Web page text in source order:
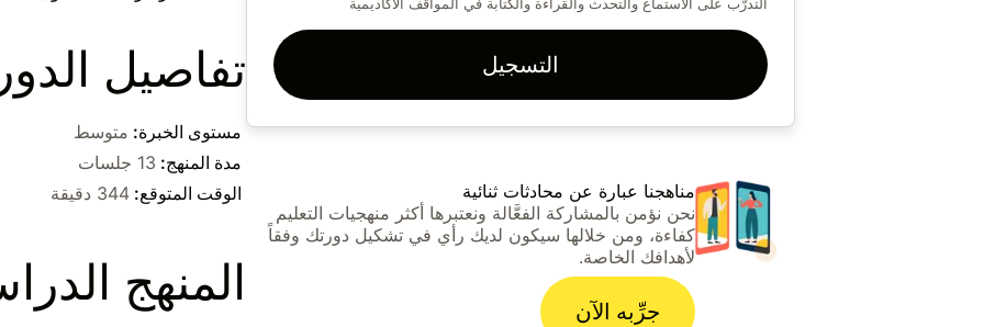
التدرّب على الاستماع والتحدث والقراءة والكتابة في المواقف الأكاديمية
التسجيل
مناهجنا عبارة عن محادثات ثنائية
نحن نؤمن بالمشاركة الفعَّالة ونعتبرها أكثر منهجيات التعليم
كفاءة، ومن خلالها سيكون لديك رأي في تشكيل دورتك وفقاً
لأهدافك الخاصة.
جرِّبه الآن
تفاصيل
مستوى الخبرة: متوسط
مدة المنهج: 13 جلسات
الوقت المتوقع: 344 دقيقة
المنهج